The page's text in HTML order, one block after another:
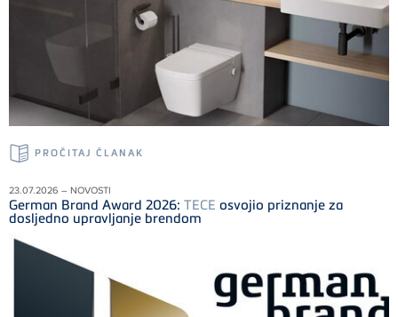
PROČITAJ ČLANAK
23.07.2026 – NOVOSTI
German Brand Award 2026: TECE osvojio priznanje za
dosljedno upravljanje brendom